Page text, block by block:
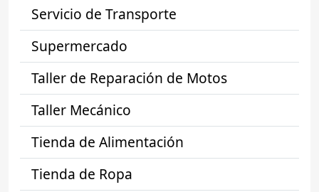
Servicio de Transporte
Supermercado
Taller de Reparación de Motos
Taller Mecánico
Tienda de Alimentación
Tienda de Ropa